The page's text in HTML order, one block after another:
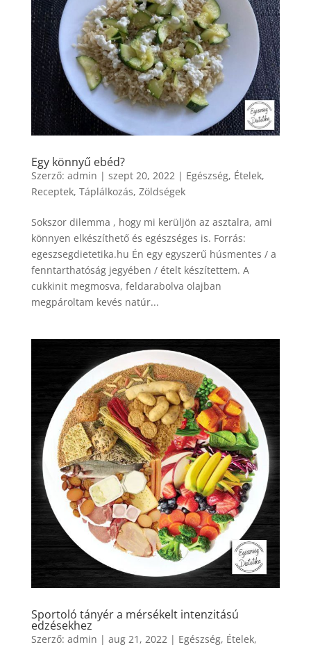
Egy könnyű ebéd?
Szerző: admin | szept 20, 2022| Egészség, Ételek,
Receptek, Táplálkozás, Zöldségek
Sokszor dilemma , hogy mi kerüljön az asztalra, ami
könnyen elkészíthető és egészséges is. Forrás:
egeszsegdietetika.hu Én egy egyszerű húsmentes / a
fenntarthatóság jegyében / ételt készítettem. A
cukkinit megmosva, feldarabolva olajban
megpároltam kevés natúr...
Sportoló tányér a mérsékelt intenzitású
edzésekhez
Szerző: admin | aug 21, 2022| Egészség, Ételek,